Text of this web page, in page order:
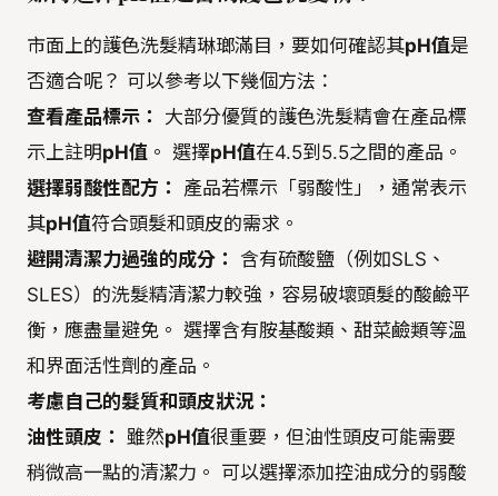
市面上的護色洗髮精琳瑯滿目，要如何確認其pH值是
否適合呢？ 可以參考以下幾個方法：
查看產品標示：
大部分優質的護色洗髮精會在產品標
示上註明pH值 。 選擇pH值在4.5到5.5之間的產品。
選擇弱酸性配方：
產品若標示「弱酸性」，通常表示
其pH值符合頭髮和頭皮的需求。
避開清潔力過強的成分：
含有硫酸鹽（例如SLS、
SLES）的洗髮精清潔力較強，容易破壞頭髮的酸鹼平
衡，應盡量避免。 選擇含有胺基酸類、甜菜鹼類等溫
和界面活性劑的產品。
考慮自己的髮質和頭皮狀況：
油性頭皮： 雖然pH值很重要，但油性頭皮可能需要
稍微高一點的清潔力。 可以選擇添加控油成分的弱酸